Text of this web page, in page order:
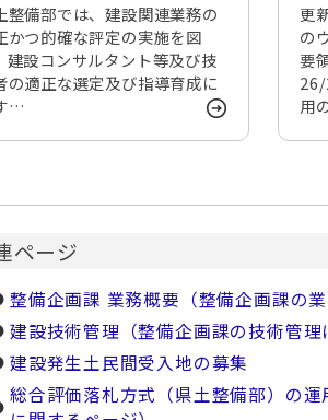
整備部では、建設関連業務の
かつ的確な評定の実施を図
建設コンサルタント等及び技
の適正な選定及び指導育成に
…
更
の
要
用
ページ
整備企画課 業務概要（整備企画課の
建設技術管理（整備企画課の技術管理
建設発生土民間受入地の募集
総合評価落札方式（県土整備部）の